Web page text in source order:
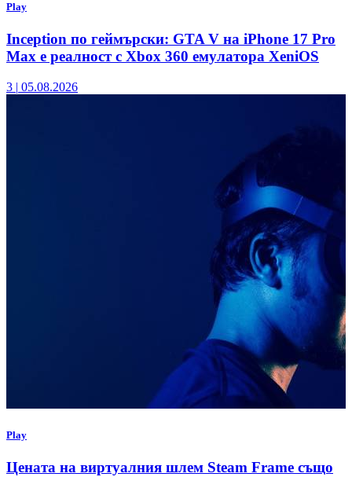
Play
Inception по геймърски: GTA V на iPhone 17 Pro
Max е реалност с Xbox 360 емулатора XeniOS
3 | 05.08.2026
Play
Цената на виртуалния шлем Steam Frame също